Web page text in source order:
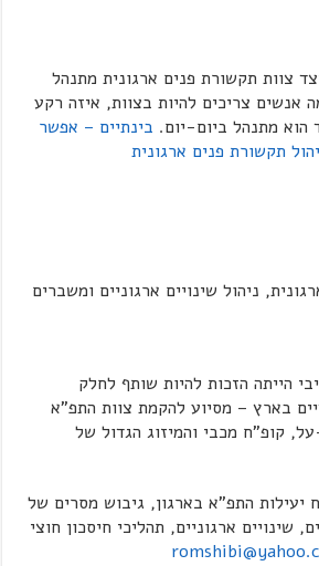
צוות תקשורת פנים ארגונית מתנהל
אנשים צריכים להיות בצוות, איזה רקע
הוא מתנהל ביום-יום. בינתיים – אפשר
תקשורת פנים ארגונית
ניהול שינויים ארגוניים ומשברים
הייתה הזכות להיות שותף לחלק
בארץ – מסיוע להקמת צוות התפ"א
קופ"ח מכבי והמיזוג הגדול של
יעילות התפ"א בארגון, גיבוש מסרים של
שינויים ארגוניים, תהליכי חיסכון חוצי